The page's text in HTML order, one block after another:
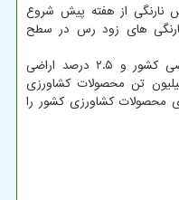
نارنگی از هفته پیش شروع
های زود رس در سطح
مازندران با دارا بودن ۱.۵ درصد از اراضی کشور و ۲.۵ درصد اراضی
تن محصولات کشاورزی
اقتصادی محصولات کشاورزی کشور را